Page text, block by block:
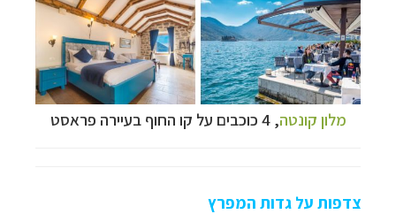
מלון קונטה, 4 כוכבים על קו החוף בעיירה פראסט
צדפות על גדות המפרץ